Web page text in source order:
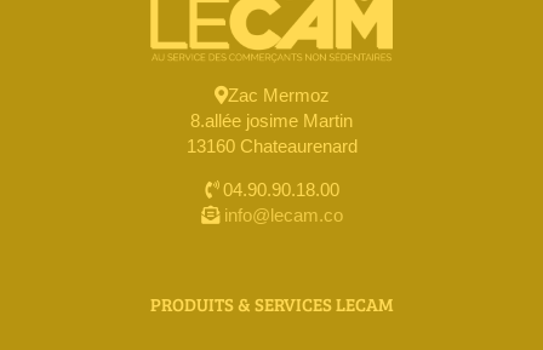
Zac Mermoz
8.allée josime Martin
13160 Chateaurenard
04.90.90.18.00
info@lecam.co
PRODUITS & SERVICES LECAM